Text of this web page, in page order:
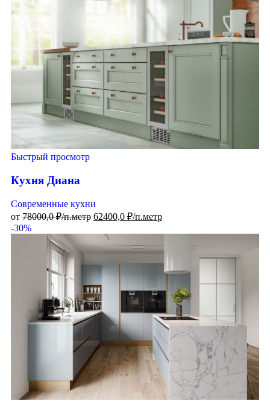
Быстрый просмотр
Кухня Диана
Современные кухни
от 78000,0₽/п.метр 62400,0 ₽/п.метр
-30%